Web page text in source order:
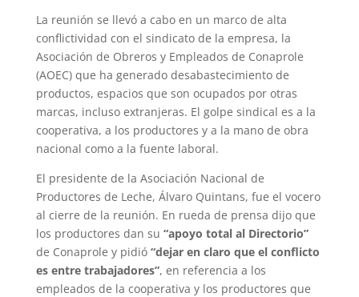
La reunión se llevó a cabo en un marco de alta
conflictividad con el sindicato de la empresa, la
Asociación de Obreros y Empleados de Conaprole
(AOEC) que ha generado desabastecimiento de
productos, espacios que son ocupados por otras
marcas, incluso extranjeras. El golpe sindical es a la
cooperativa, a los productores y a la mano de obra
nacional como a la fuente laboral.
El presidente de la Asociación Nacional de
Productores de Leche, Álvaro Quintans, fue el vocero
al cierre de la reunión. En rueda de prensa dijo que
los productores dan su “apoyo total al Directorio”
de Conaprole y pidió “dejar en claro que el conflicto
es entre trabajadores”, en referencia a los
empleados de la cooperativa y los productores que